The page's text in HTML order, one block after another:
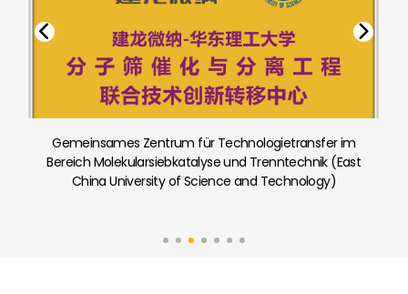
Gemeinsames Labor für Kohlenstoffabscheidung
und Adsorption kohlenstoffarmer poröser Materialien
(Nankai-Universität)